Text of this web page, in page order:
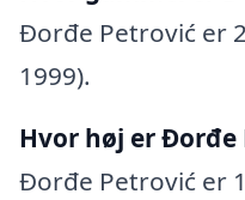
Đorđe Petrović er
1999).
Hvor høj er Đorđe
Đorđe Petrović er